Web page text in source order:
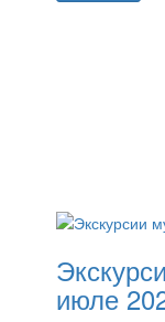
июле